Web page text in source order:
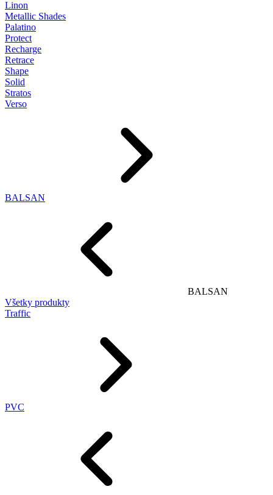
Linon
Metallic Shades
Palatino
Protect
Recharge
Retrace
Shape
Solid
Stratos
Verso
BALSAN
BALSAN
Všetky produkty
Traffic
PVC